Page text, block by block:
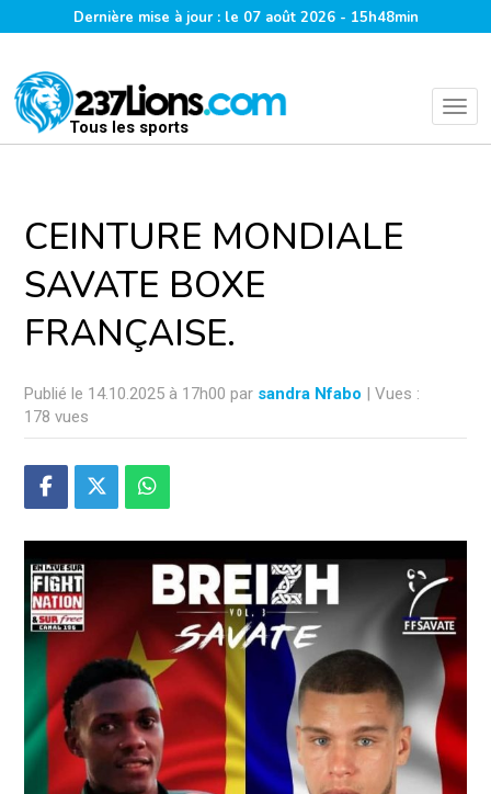
Dernière mise à jour : le 07 août 2026 - 15h48min
Tous les sports
CEINTURE MONDIALE
SAVATE BOXE
FRANÇAISE.
Publié le 14.10.2025 à 17h00 par sandra Nfabo | Vues :
178 vues